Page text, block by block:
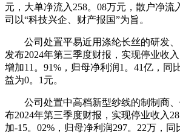
元，大单净流入258。08万元，散户净流
司以“科技兴企、财产报国”为旨。
公司处置平易近用涤纶长丝的研发、
发布2024年第三季度财报，实现停业收
增加11。91%，归母净利润1。41亿，同
益为0。1元。
公司处置中高档新型纱线的制制商、
布2024年第三季度财报，实现停业收入
加-15。02%，归母净利润297。22万，同